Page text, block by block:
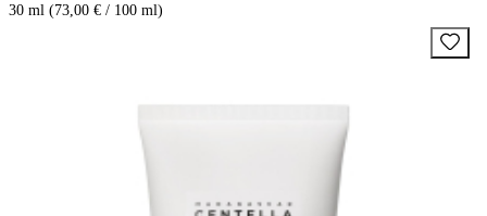
30 ml (73,00 € / 100 ml)